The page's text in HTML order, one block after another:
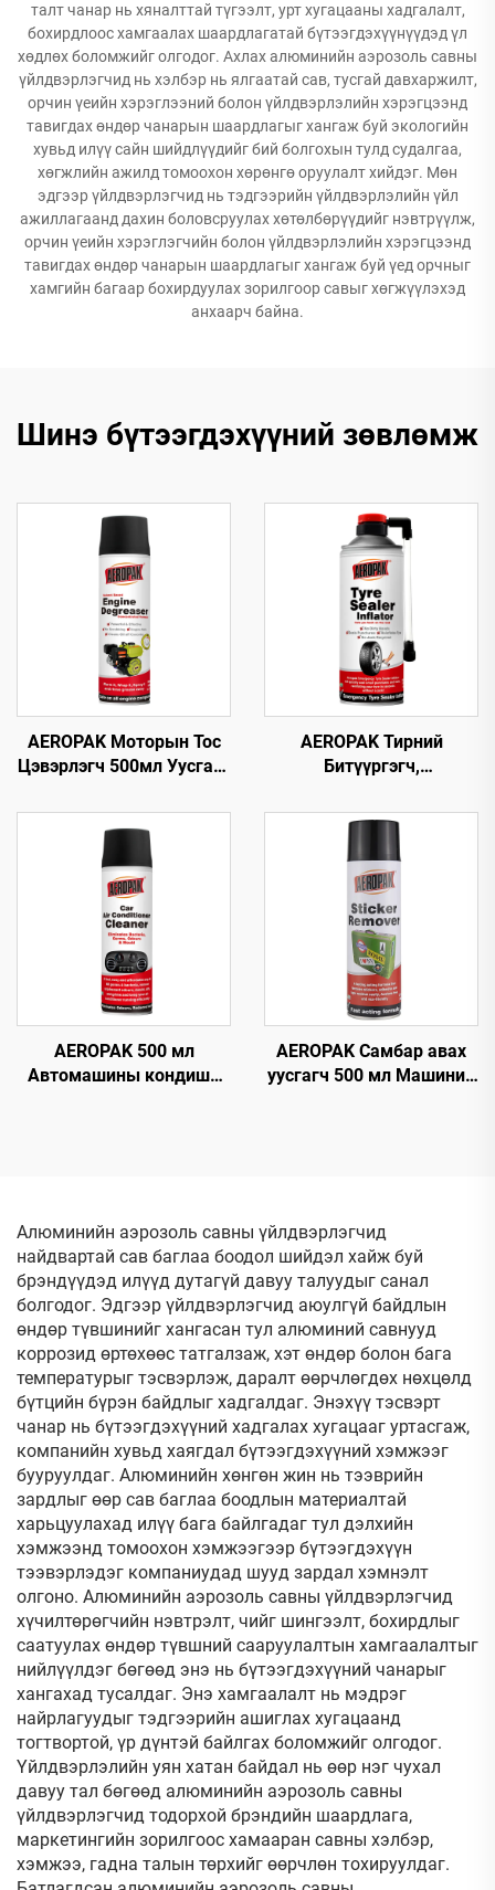
талт чанар нь хяналттай түгээлт, урт хугацааны хадгалалт,
бохирдлоос хамгаалах шаардлагатай бүтээгдэхүүнүүдэд үл
хөдлөх боломжийг олгодог. Ахлах алюминийн аэрозоль савны
үйлдвэрлэгчид нь хэлбэр нь ялгаатай сав, тусгай давхаржилт,
орчин үеийн хэрэглээний болон үйлдвэрлэлийн хэрэгцээнд
тавигдах өндөр чанарын шаардлагыг хангаж буй экологийн
хувьд илүү сайн шийдлүүдийг бий болгохын тулд судалгаа,
хөгжлийн ажилд томоохон хөрөнгө оруулалт хийдэг. Мөн
эдгээр үйлдвэрлэгчид нь тэдгээрийн үйлдвэрлэлийн үйл
ажиллагаанд дахин боловсруулах хөтөлбөрүүдийг нэвтрүүлж,
орчин үеийн хэрэглэгчийн болон үйлдвэрлэлийн хэрэгцээнд
тавигдах өндөр чанарын шаардлагыг хангаж буй үед орчныг
хамгийн багаар бохирдуулах зорилгоор савыг хөгжүүлэхэд
анхаарч байна.
Шинэ бүтээгдэхүүний зөвлөмж
AEROPAK Моторын Тос
Цэвэрлэгч 500мл Уусгагч
Цэвэрлэгч Тос Цэвэрлэх
Хэрэгсэл
AEROPAK Тирний
Битүүргэгч,
Тирний Яаралтай Засвар,
Агааржуулалт Зовхон
Агаарын Компрессортой
Хамт Ашиглах
AEROPAK 500 мл
Автомашины кондишн
AEROPAK Самбар авах
уусгагч 500 мл Машиний
Алюминийн аэрозоль савны үйлдвэрлэгчид
найдвартай сав баглаа боодол шийдэл хайж буй
брэндүүдэд илүүд дутагүй давуу талуудыг санал
болгодог. Эдгээр үйлдвэрлэгчид аюулгүй байдлын
өндөр түвшинийг хангасан тул алюминий савнууд
коррозид өртөхөөс татгалзаж, хэт өндөр болон бага
температурыг тэсвэрлэж, даралт өөрчлөгдөх нөхцөлд
бүтцийн бүрэн байдлыг хадгалдаг. Энэхүү тэсвэрт
чанар нь бүтээгдэхүүний хадгалах хугацааг уртасгаж,
компанийн хувьд хаягдал бүтээгдэхүүний хэмжээг
бууруулдаг. Алюминийн хөнгөн жин нь тээврийн
зардлыг өөр сав баглаа боодлын материалтай
харьцуулахад илүү бага байлгадаг тул дэлхийн
хэмжээнд томоохон хэмжээгээр бүтээгдэхүүн
тээвэрлэдэг компаниудад шууд зардал хэмнэлт
олгоно. Алюминийн аэрозоль савны үйлдвэрлэгчид
хүчилтөрөгчийн нэвтрэлт, чийг шингээлт, бохирдлыг
саатуулах өндөр түвшний сааруулалтын хамгаалалтыг
нийлүүлдэг бөгөөд энэ нь бүтээгдэхүүний чанарыг
хангахад тусалдаг. Энэ хамгаалалт нь мэдрэг
найрлагуудыг тэдгээрийн ашиглах хугацаанд
тогтвортой, үр дүнтэй байлгах боломжийг олгодог.
Үйлдвэрлэлийн уян хатан байдал нь өөр нэг чухал
давуу тал бөгөөд алюминийн аэрозоль савны
үйлдвэрлэгчид тодорхой брэндийн шаардлага,
маркетингийн зорилгоос хамааран савны хэлбэр,
хэмжээ, гадна талын төрхийг өөрчлөн тохируулдаг.